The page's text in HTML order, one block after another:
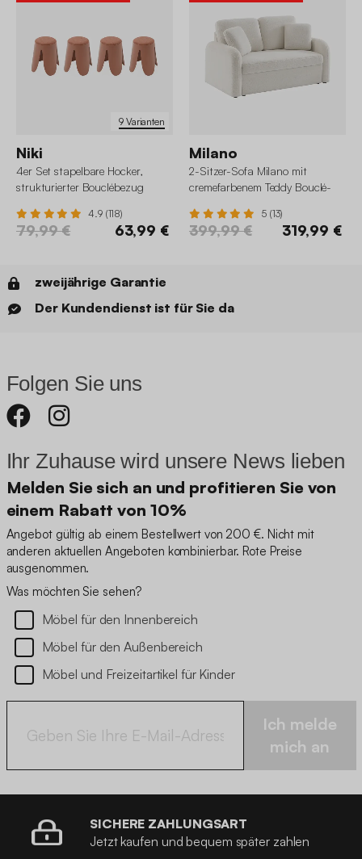
9 Varianten
Niki
4er Set stapelbare Hocker,
strukturierter Bouclébezug
4.9 (118)
79,99 € 63,99 €
Milano
2-Sitzer-Sofa Milano mit
cremefarbenem Teddy Bouclé-
5 (13)
399,99 € 319,99 €
zweijährige Garantie
Der Kundendienst ist für Sie da
Folgen Sie uns
Ihr Zuhause wird unsere News lieben
Melden Sie sich an und profitieren Sie von
einem Rabatt von 10%
Angebot gültig ab einem Bestellwert von 200 €. Nicht mit
anderen aktuellen Angeboten kombinierbar. Rote Preise
ausgenommen.
Was möchten Sie sehen?
Möbel für den Innenbereich
Möbel für den Außenbereich
Möbel und Freizeitartikel für Kinder
Ich melde
mich an
SICHERE ZAHLUNGSART
Jetzt kaufen und bequem später zahlen